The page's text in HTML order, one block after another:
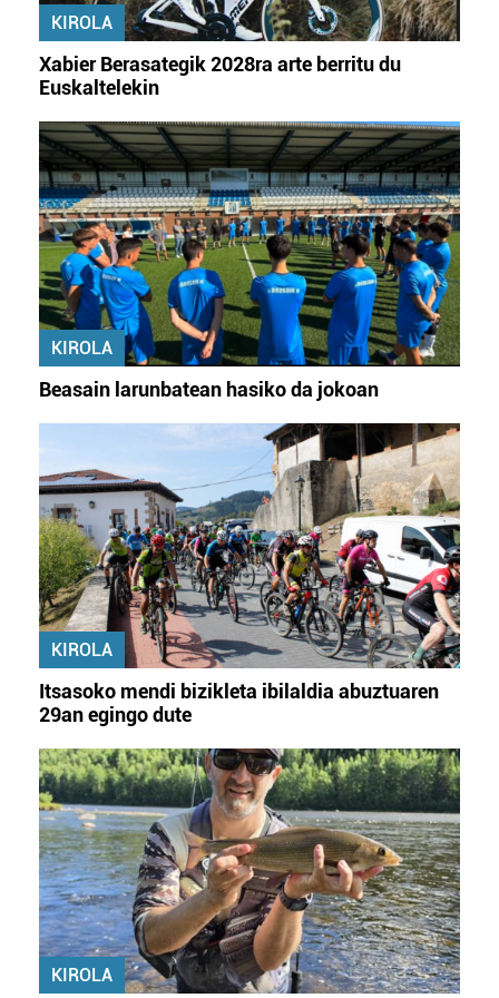
irakurri
KIROLA
Xabier Berasategik 2028ra arte berritu du
Euskaltelekin
KIROLA
Beasain larunbatean hasiko da jokoan
KIROLA
Itsasoko mendi bizikleta ibilaldia abuztuaren
29an egingo dute
KIROLA